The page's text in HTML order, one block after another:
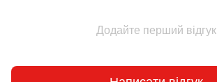
Додайте перший відгук